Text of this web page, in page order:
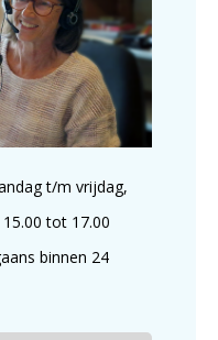
t/m vrijdag,
tot 17.00
binnen 24